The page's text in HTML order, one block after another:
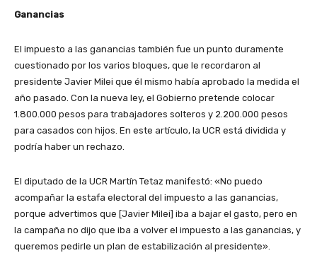
Ganancias
El impuesto a las ganancias también fue un punto duramente
cuestionado por los varios bloques, que le recordaron al
presidente Javier Milei que él mismo había aprobado la medida el
año pasado. Con la nueva ley, el Gobierno pretende colocar
1.800.000 pesos para trabajadores solteros y 2.200.000 pesos
para casados con hijos. En este artículo, la UCR está dividida y
podría haber un rechazo.
El diputado de la UCR Martín Tetaz manifestó: «No puedo
acompañar la estafa electoral del impuesto a las ganancias,
porque advertimos que [Javier Milei] iba a bajar el gasto, pero en
la campaña no dijo que iba a volver el impuesto a las ganancias, y
queremos pedirle un plan de estabilización al presidente».